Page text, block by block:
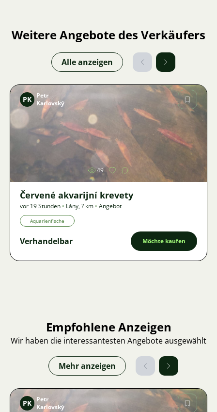
Weitere Angebote des Verkäufers
Alle anzeigen
Bild
PK
Petr
Karlovský
49
Červené akvarijní krevety
vor 19 Stunden • Lány,? km • Angebot
Aquarienfische
Verhandelbar Möchte kaufen
Empfohlene Anzeigen
Wir haben die interessantesten Angebote ausgewählt
Mehr anzeigen
PK
Petr
Karlovský